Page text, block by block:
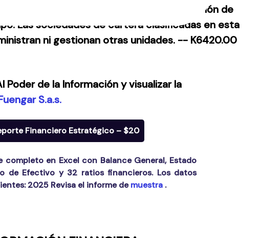
de empresas filiales (con participación de
Las sociedades de cartera clasificadas en esta
ni gestionan otras unidades. -- K6420.00
Poder de la Información y visualizar la
S.a.s.
Financiero Estratégico – $20
completo en Excel con Balance General, Estado
de Efectivo y 32 ratios financieros. Los datos
2025 Revisa el informe demuestra .